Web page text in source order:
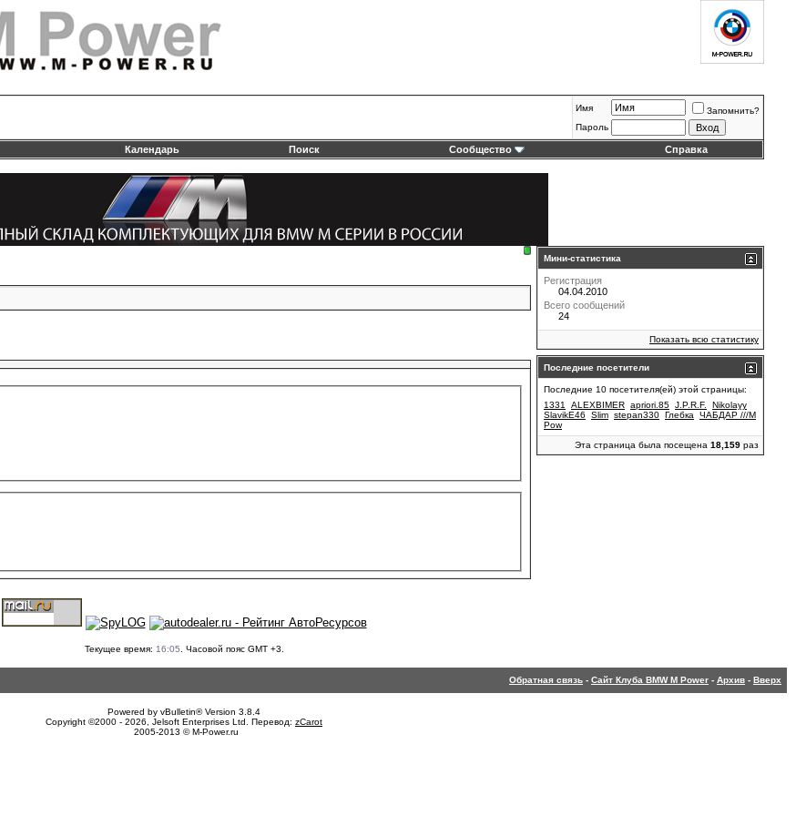
Имя
Запомнить?
Пароль
Календарь Поиск Сообщество Справка
Мини-статистика
Регистрация
04.04.2010
Всего сообщений
24
Показать всю статистику
Последние посетители
Последние 10 посетителя(ей) этой страницы:
1331
ALEXBIMER apriori.85 J.P.R.F.
Nikolayy
SlavikE46
Slim stepan330 Глебка
ЧАБДАР ///М
Pow
Эта страница была посещена 18,159 раз
Текущее время: 16:05 . Часовой пояс GMT +3.
Обратная связь - Сайт Клуба BMW M Power - Архив - Вверх
Powered by vBulletin® Version 3.8.4
Copyright ©2000 - 2026, Jelsoft Enterprises Ltd. Перевод: zCarot
2005-2013 © M-Power.ru